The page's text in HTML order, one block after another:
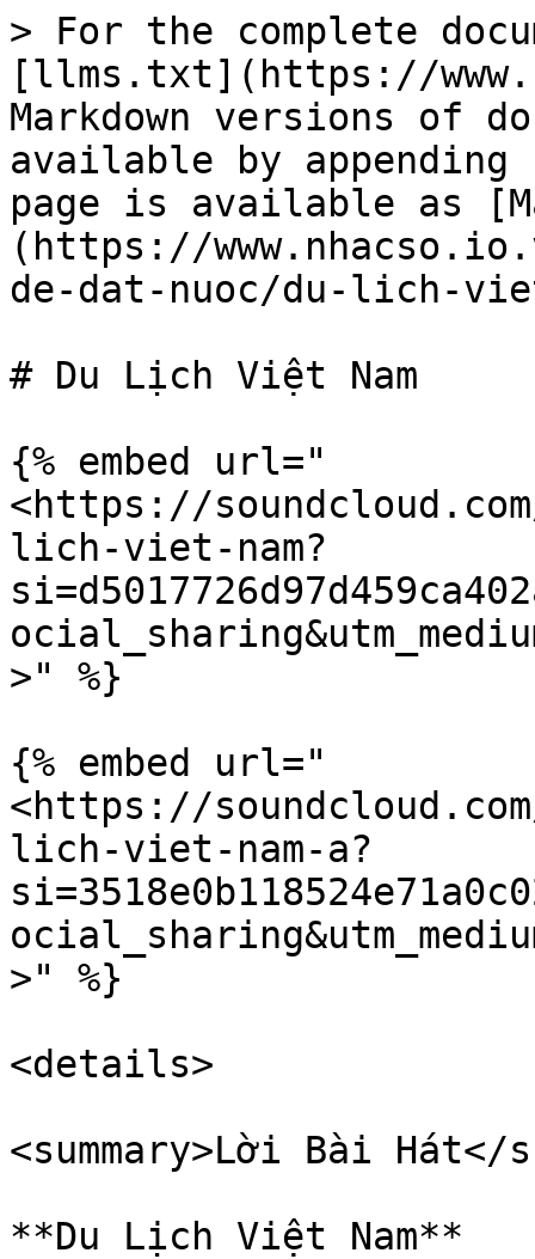
> For the complete
[llms.txt](https://
Markdown versions of
available by
page is available as
(https://
de-dat-nuoc/du-lich-
# Du Lịch Việt Nam
{% embed url="
<https://
lich-viet-nam?
>" %}
{% embed url="
<https://
lich-viet-nam-a?
>" %}
<details>
<summary>Lời Bài Hát</
**Du Lịch Việt Nam**